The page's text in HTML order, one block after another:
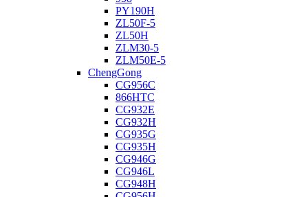
PY190H
ZL50F-5
ZL50H
ZLM30-5
ZLM50E-5
ChengGong
CG956C
866HTC
CG932E
CG932H
CG935G
CG935H
CG946G
CG946L
CG948H